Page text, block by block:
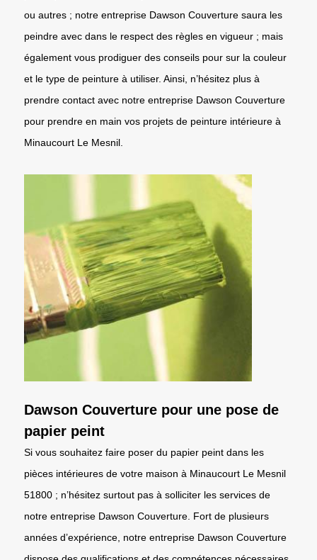
ou autres ; notre entreprise Dawson Couverture saura les
peindre avec dans le respect des règles en vigueur ; mais
également vous prodiguer des conseils pour sur la couleur
et le type de peinture à utiliser. Ainsi, n’hésitez plus à
prendre contact avec notre entreprise Dawson Couverture
pour prendre en main vos projets de peinture intérieure à
Minaucourt Le Mesnil.
Dawson Couverture pour une pose de
papier peint
Si vous souhaitez faire poser du papier peint dans les
pièces intérieures de votre maison à Minaucourt Le Mesnil
51800 ; n’hésitez surtout pas à solliciter les services de
notre entreprise Dawson Couverture. Fort de plusieurs
années d’expérience, notre entreprise Dawson Couverture